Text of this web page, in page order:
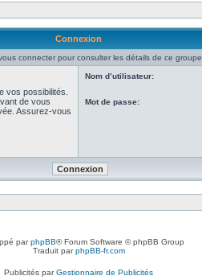
Connexion
connecter pour consulter les détails de ce groupe.
vos possibilités.
de vous
Assurez-vous
Nom d’utilisateur:
Mot de passe:
parphpBB® Forum Software © phpBB Group
Traduit parphpBB-fr.com
Publicités parGestionnaire de Publicités